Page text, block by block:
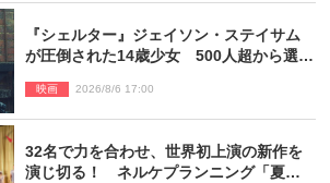
『シェルター』ジェイソン・ステイサム
が圧倒された14歳少女 500人超から選出
とは
映画 2026/8/6 17:00
32名で力を合わせ、世界初上演の新作を
演じ切る！ ネルケプランニング「夏休